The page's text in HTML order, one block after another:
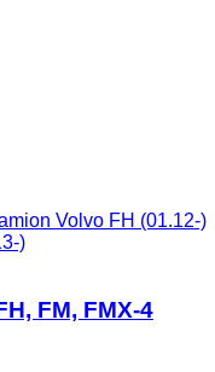
Volvo FH (01.12-)
)
FM, FMX-4